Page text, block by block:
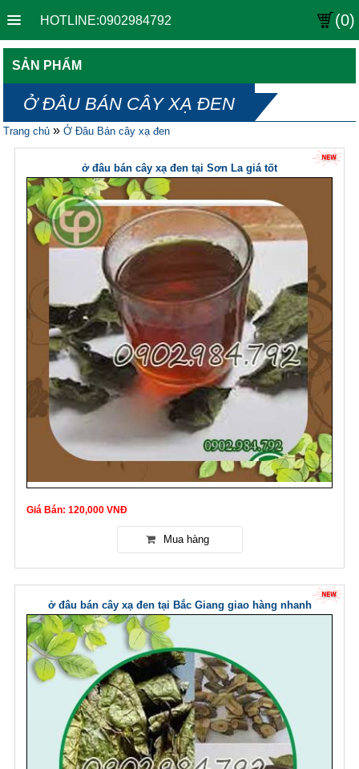
HOTLINE:0902984792 (0)
SẢN PHẨM
Ở ĐÂU BÁN CÂY XẠ ĐEN
Trang chủ » Ở Đâu Bán cây xạ đen
ở đâu bán cây xạ đen tại Sơn La giá tốt
Giá Bán: 120,000 VNĐ
ở đâu bán cây xạ đen tại Bắc Giang giao hàng nhanh